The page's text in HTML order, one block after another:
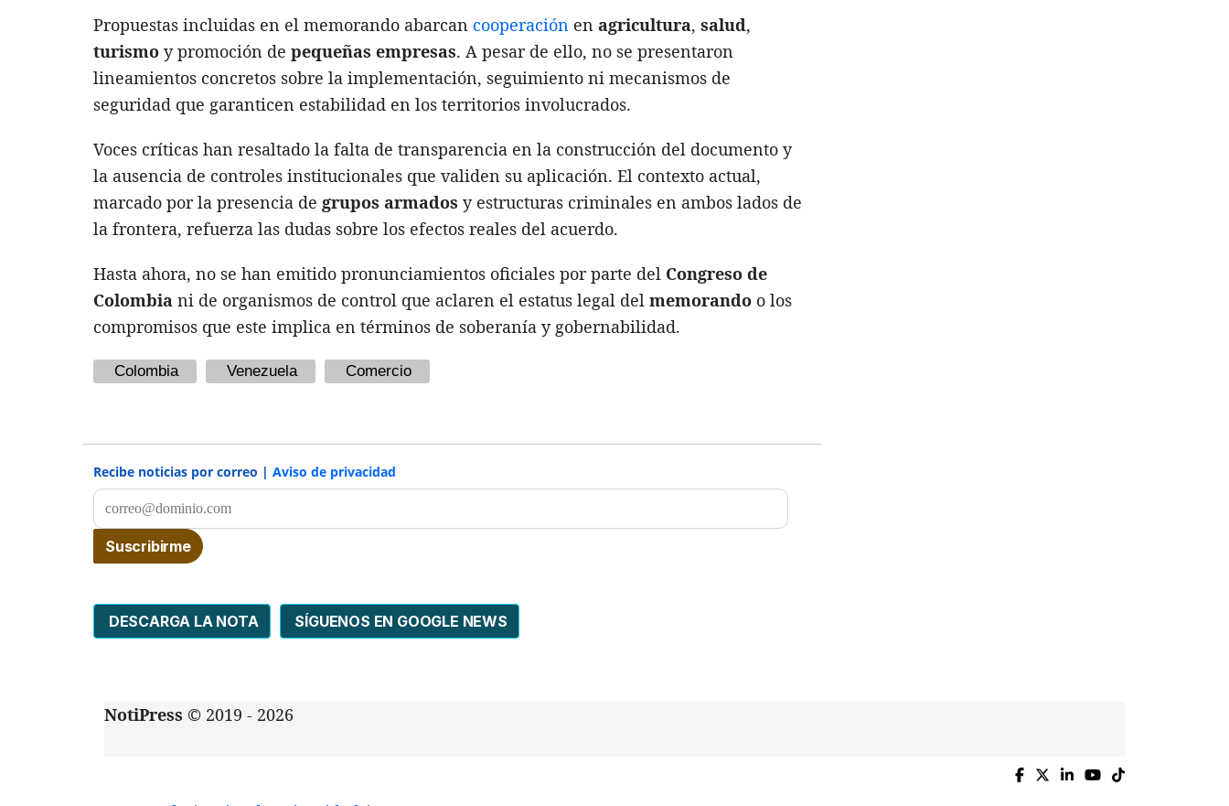
Propuestas incluidas en el memorando abarcan cooperación en agricultura, salud,
turismo y promoción de pequeñas empresas. A pesar de ello, no se presentaron
lineamientos concretos sobre la implementación, seguimiento ni mecanismos de
seguridad que garanticen estabilidad en los territorios involucrados.
Voces críticas han resaltado la falta de transparencia en la construcción del documento y
la ausencia de controles institucionales que validen su aplicación. El contexto actual,
marcado por la presencia de grupos armados y estructuras criminales en ambos lados de
la frontera, refuerza las dudas sobre los efectos reales del acuerdo.
Hasta ahora, no se han emitido pronunciamientos oficiales por parte del Congreso de
Colombia ni de organismos de control que aclaren el estatus legal del memorando o los
compromisos que este implica en términos de soberanía y gobernabilidad.
Colombia Venezuela Comercio
Recibe noticias por correo | Aviso de privacidad
DESCARGA LA NOTA SÍGUENOS EN GOOGLE NEWS
NotiPress © 2019 - 2026